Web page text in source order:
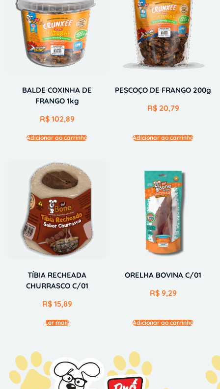
BALDE COXINHA DE
FRANGO 1kg
R$102,89
Adicionar ao carrinho
PESCOÇO DE FRANGO 200g
R$20,79
Adicionar ao carrinho
TÍBIA RECHEADA
CHURRASCO C/01
R$15,89
Ler mais
ORELHA BOVINA C/01
R$9,29
Adicionar ao carrinho